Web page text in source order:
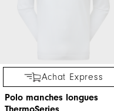
Achat Express
Polo manches longues